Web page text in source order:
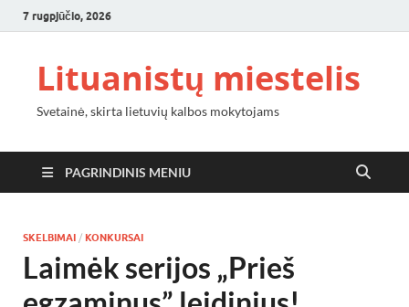
7 rugpjūčio, 2026
Lituanistų miestelis
Svetainė, skirta lietuvių kalbos mokytojams
PAGRINDINIS MENIU
SKELBIMAI / KONKURSAI
Laimėk serijos „Prieš